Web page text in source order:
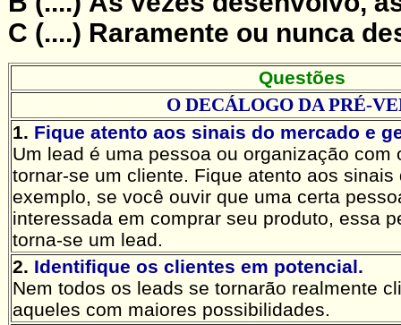
C (....) Raramente ou nunca
Questões
O DECÁLOGO DA PRÉ-
1. Fique atento aos sinais do mercado e
Um lead é uma pessoa ou organização com
tornar-se um cliente. Fique atento aos sinais
exemplo, se você ouvir que uma certa
interessada em comprar seu produto, essa
torna-se um lead.
2. Identifique os clientes em potencial.
Nem todos os leads se tornarão realmente
aqueles com maiores possibilidades.